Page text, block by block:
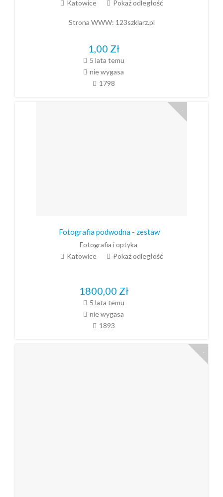
Katowice Pokaż odległość
Strona WWW: 123szklarz.pl
1,00 Zł
5 lata temu
nie wygasa
1798
Fotografia podwodna - zestaw
Fotografia i optyka
Katowice
Pokaż odległość
1800,00 Zł
5 lata temu
nie wygasa
1893